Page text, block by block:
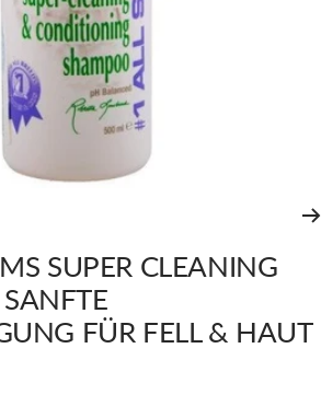
SUPER CLEANING
FÜR FELL & HAUT